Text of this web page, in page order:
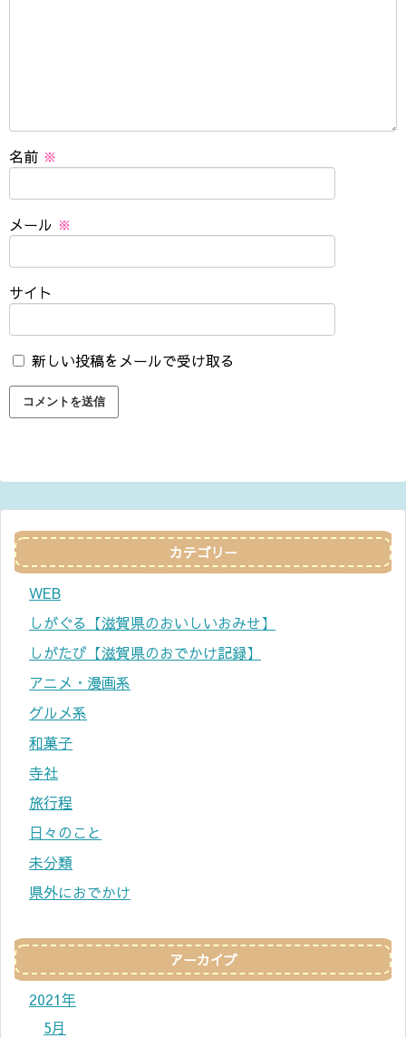
名前 ※
メール ※
サイト
新しい投稿をメールで受け取る
カテゴリー
WEB
しがぐる【滋賀県のおいしいおみせ】
しがたび【滋賀県のおでかけ記録】
アニメ・漫画系
グルメ系
和菓子
寺社
旅行程
日々のこと
未分類
県外におでかけ
アーカイブ
2021年
5月